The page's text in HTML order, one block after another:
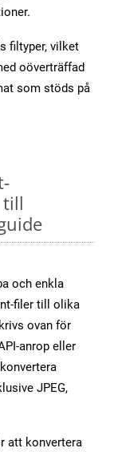
filtyper, vilket
oöverträffad
som stöds på
till
och enkla
filer till olika
ovan för
anrop eller
JPEG,
att konvertera